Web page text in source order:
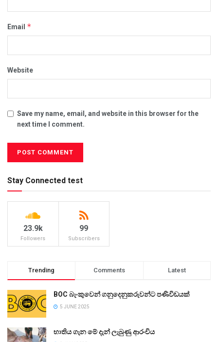
Email *
Website
Save my name, email, and website in this browser for the
next time I comment.
Stay Connected test
23.9k
Followers
99
Subscribers
Trending Comments Latest
BOC බැංකුවෙන් ගනුදෙනුකරුවන්ට පණිවිඩයක්
5 JUNE 2025
භාතිය ගැන මේ දැන් ලැබුණු ආරංචිය